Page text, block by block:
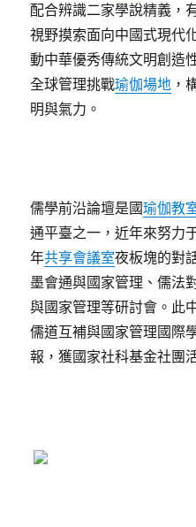
配合辨識二家學說精義，
視野摸索面向中國式現代
動中華優秀傳統文明創造
全球管理挑戰瑜伽場地 ，
明與氣力。
儒學前沿論壇是國瑜伽教
通平臺之一，近年來努力
年共享會議室夜板塊的對
墨會通與國家管理、儒法
與國家管理等研討會。此
儒道互補與國家管理國際
報，獲國家社科基金社團